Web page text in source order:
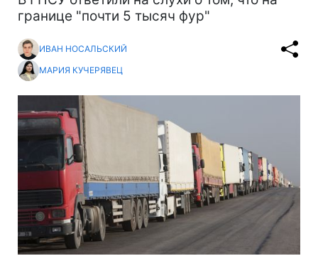
границе "почти 5 тысяч фур"
ИВАН НОСАЛЬСКИЙ
МАРИЯ КУЧЕРЯВЕЦ